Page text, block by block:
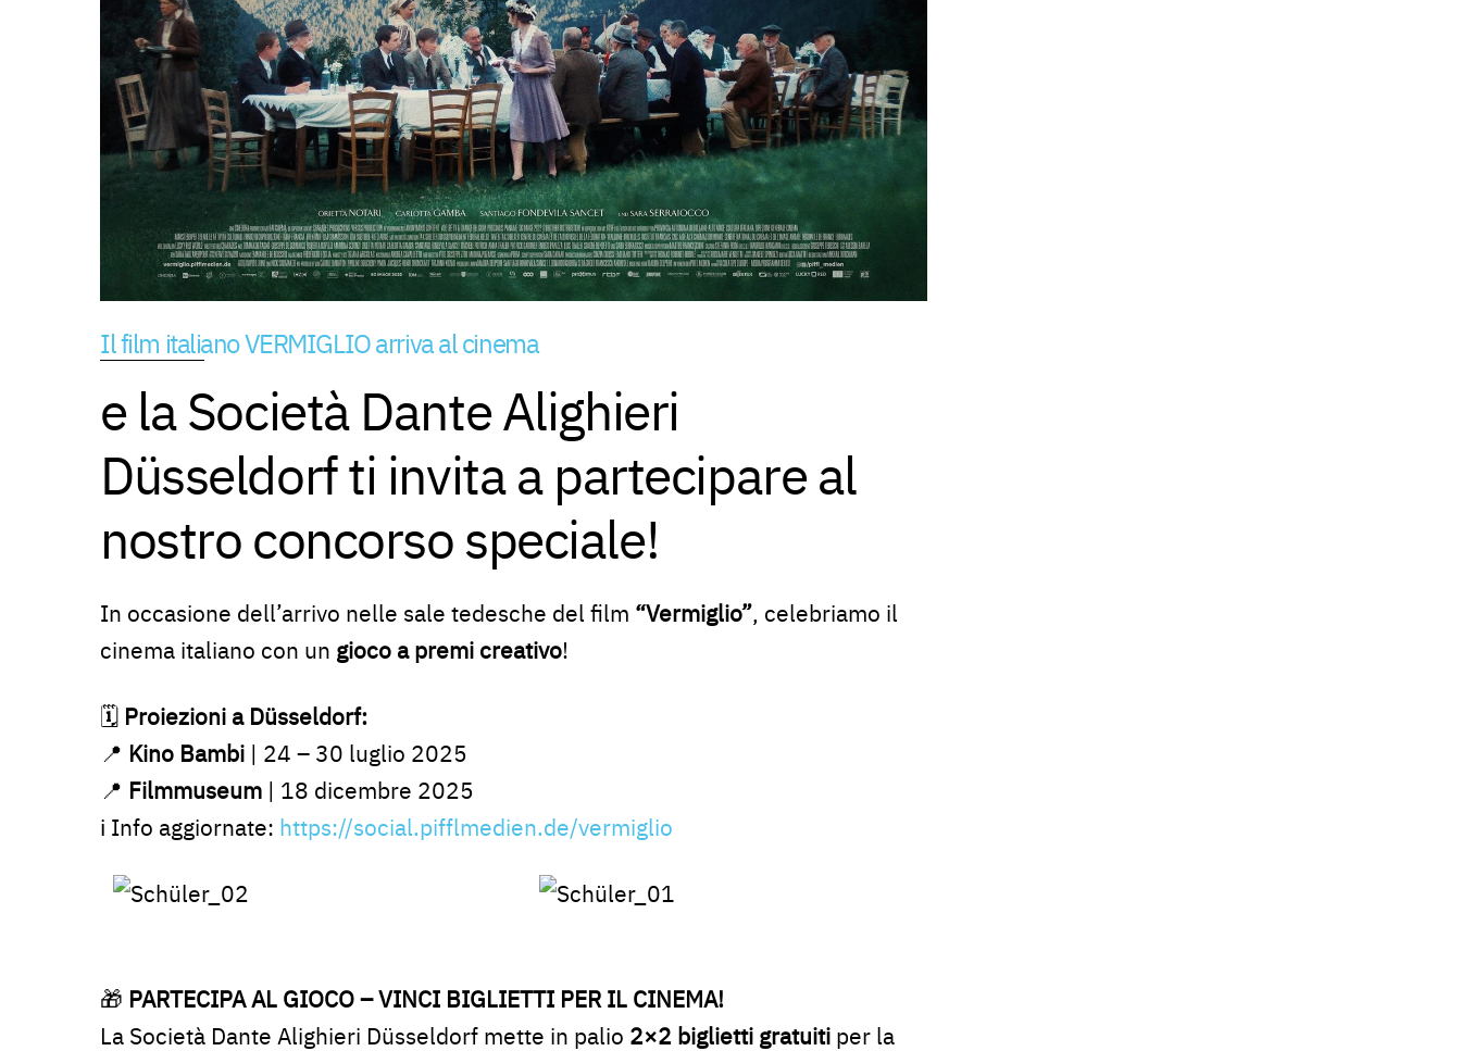
Il film italiano VERMIGLIO arriva al cinema
e la Società Dante Alighieri
Düsseldorf ti invita a partecipare al
nostro concorso speciale!
In occasione dell’arrivo nelle sale tedesche del film “Vermiglio”, celebriamo il
cinema italiano con un gioco a premi creativo!
🗓️ Proiezioni a Düsseldorf:
📍 Kino Bambi | 24 – 30 luglio 2025
📍 Filmmuseum | 18 dicembre 2025
ℹ️ Info aggiornate: https://social.pifflmedien.de/vermiglio
🎁 PARTECIPA AL GIOCO – VINCI BIGLIETTI PER IL CINEMA!
La Società Dante Alighieri Düsseldorf mette in palio 2×2 biglietti gratuiti per la